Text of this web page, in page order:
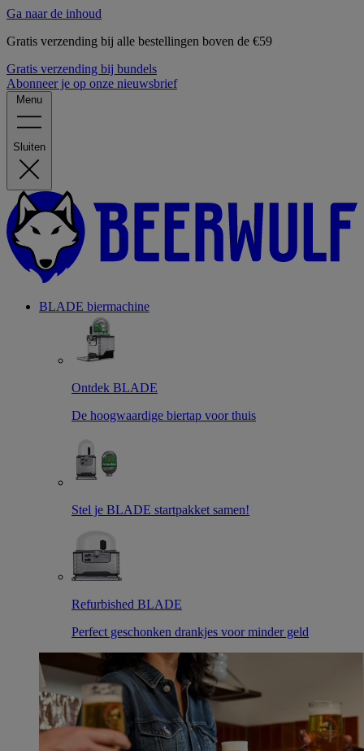
Ga naar de inhoud
Gratis verzending bij alle bestellingen boven de €59
Gratis verzending bij bundels
Abonneer je op onze nieuwsbrief
Menu
Sluiten
BLADE biermachine
Ontdek BLADE
De hoogwaardige biertap voor thuis
Stel je BLADE startpakket samen!
Refurbished BLADE
Perfect geschonken drankjes voor minder geld